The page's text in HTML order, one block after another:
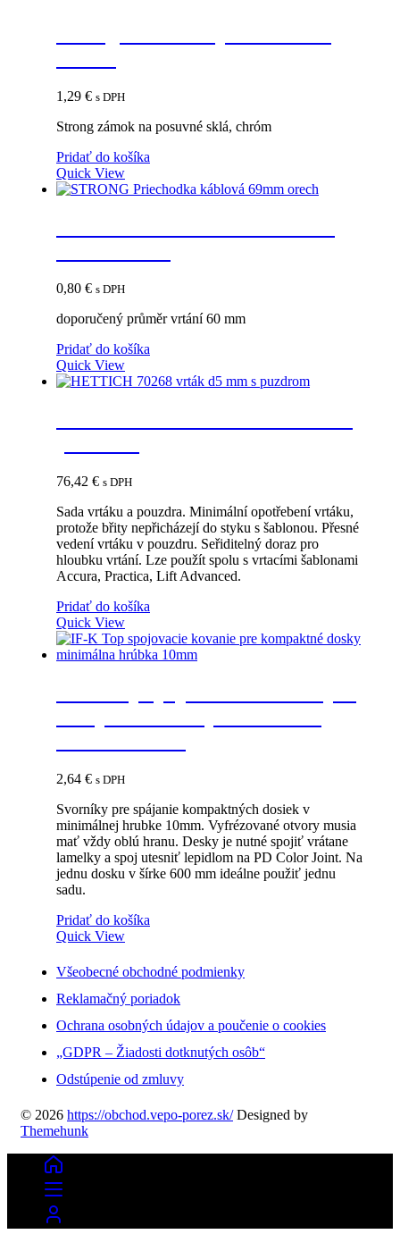
1,29 € s DPH
Strong zámok na posuvné sklá, chróm
Pridať do košíka
Quick View
0,80 € s DPH
doporučený průměr vrtání 60 mm
Pridať do košíka
Quick View
76,42 € s DPH
Sada vrtáku a pouzdra. Minimální opotřebení vrtáku,
protože břity nepřicházejí do styku s šablonou. Přesné
vedení vrtáku v pouzdru. Seřiditelný doraz pro
hloubku vrtání. Lze použít spolu s vrtacími šablonami
Accura, Practica, Lift Advanced.
Pridať do košíka
Quick View
2,64 € s DPH
Svorníky pre spájanie kompaktných dosiek v
minimálnej hrubke 10mm. Vyfrézované otvory musia
mať vždy oblú hranu. Desky je nutné spojiť vrátane
lamelky a spoj utesniť lepidlom na PD Color Joint. Na
jednu dosku v šírke 600 mm ideálne použiť jednu
sadu.
Pridať do košíka
Quick View
Všeobecné obchodné podmienky
Reklamačný poriadok
Ochrana osobných údajov a poučenie o cookies
„GDPR – Žiadosti dotknutých osôb“
Odstúpenie od zmluvy
© 2026 https://obchod.vepo-porez.sk/ Designed by
Themehunk